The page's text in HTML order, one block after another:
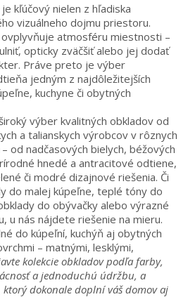
kľúčový nielen z hľadiska
vizuálneho dojmu priestoru.
atmosféru miestnosti –
opticky zväčšiť alebo jej dodať
Práve preto je výber
jedným z najdôležitejších
kuchyne či obytných
výber kvalitných obkladov od
a talianskych výrobcov v rôznych
od nadčasových bielych, béžových
hnedé a antracitové odtiene,
či modré dizajnové riešenia. Či
do malej kúpeľne, teplé tóny do
do obývačky alebo výrazné
u nás nájdete riešenie na mieru.
do kúpeľní, kuchýň aj obytných
– matnými, lesklými,
kolekcie obkladov podľa farby,
a jednoduchú údržbu, a
dokonale doplní váš domov aj